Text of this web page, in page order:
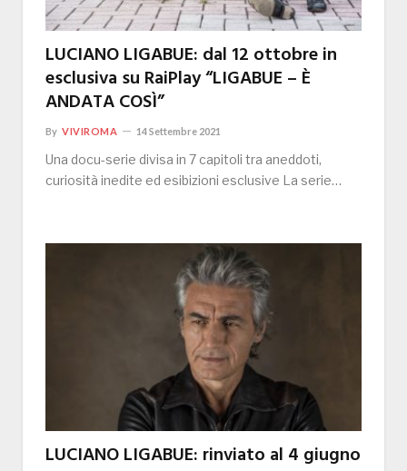
LUCIANO LIGABUE: dal 12 ottobre in
esclusiva su RaiPlay “LIGABUE – È
ANDATA COSÌ”
By VIVIROMA 14 Settembre 2021
Una docu-serie divisa in 7 capitoli tra aneddoti,
curiosità inedite ed esibizioni esclusive La serie…
LUCIANO LIGABUE: rinviato al 4 giugno